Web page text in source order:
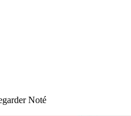
Noté